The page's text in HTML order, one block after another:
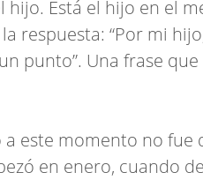
Está el hijo en el
respuesta: “Por mi
punto”. Una frase
a este momento no
en enero, cuando